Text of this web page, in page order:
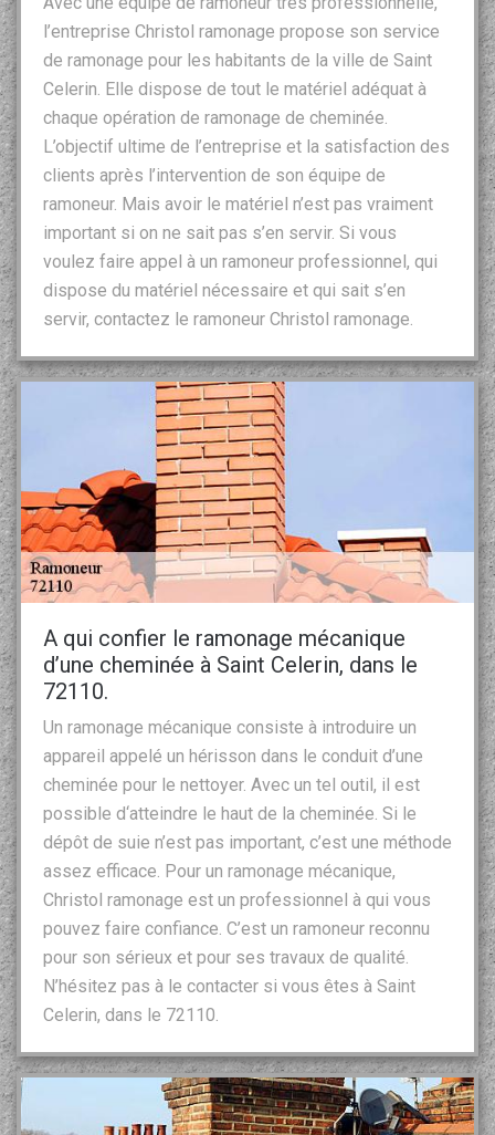
l’entreprise Christol ramonage propose son service
de ramonage pour les habitants de la ville de Saint
Celerin. Elle dispose de tout le matériel adéquat à
chaque opération de ramonage de cheminée.
L’objectif ultime de l’entreprise et la satisfaction des
clients après l’intervention de son équipe de
ramoneur. Mais avoir le matériel n’est pas vraiment
important si on ne sait pas s’en servir. Si vous
voulez faire appel à un ramoneur professionnel, qui
dispose du matériel nécessaire et qui sait s’en
servir, contactez le ramoneur Christol ramonage.
A qui confier le ramonage mécanique
d’une cheminée à Saint Celerin, dans le
72110.
Un ramonage mécanique consiste à introduire un
appareil appelé un hérisson dans le conduit d’une
cheminée pour le nettoyer. Avec un tel outil, il est
possible d‘atteindre le haut de la cheminée. Si le
dépôt de suie n’est pas important, c’est une méthode
assez efficace. Pour un ramonage mécanique,
Christol ramonage est un professionnel à qui vous
pouvez faire confiance. C’est un ramoneur reconnu
pour son sérieux et pour ses travaux de qualité.
N’hésitez pas à le contacter si vous êtes à Saint
Celerin, dans le 72110.